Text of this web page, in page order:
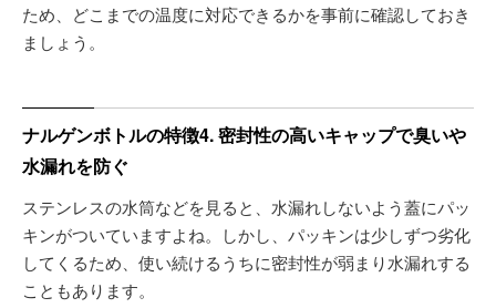
ため、どこまでの温度に対応できるかを事前に確認しておき
ましょう。
ナルゲンボトルの特徴4. 密封性の高いキャップで臭いや
水漏れを防ぐ
ステンレスの水筒などを見ると、水漏れしないよう蓋にパッ
キンがついていますよね。しかし、パッキンは少しずつ劣化
してくるため、使い続けるうちに密封性が弱まり水漏れする
こともあります。